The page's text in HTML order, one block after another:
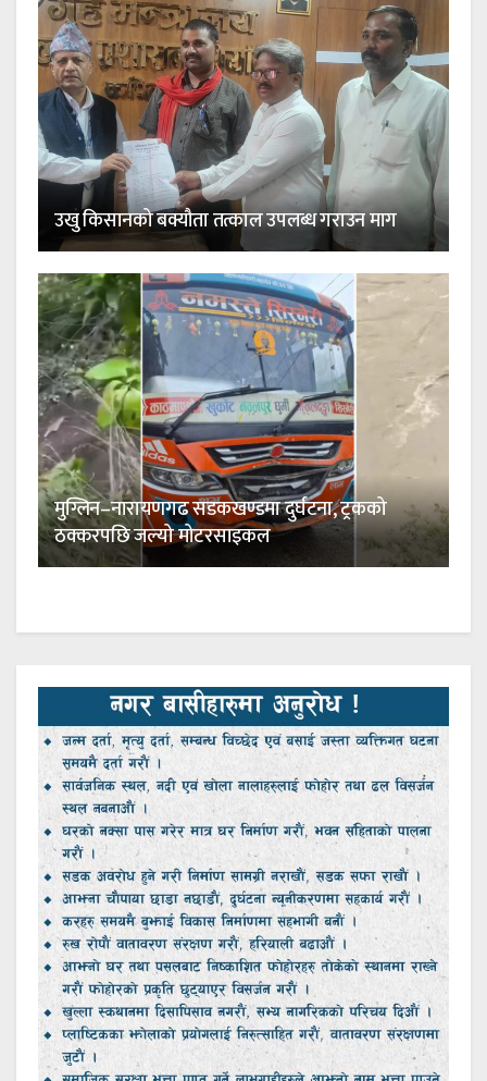
उखु किसानको बक्यौता तत्काल उपलब्ध गराउन माग
मुग्लिन–नारायणगढ सडकखण्डमा दुर्घटना, ट्रकको
ठक्करपछि जल्यो मोटरसाइकल